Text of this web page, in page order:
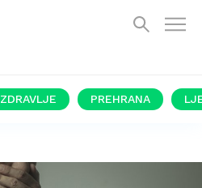
ZDRAVLJE PREHRANA